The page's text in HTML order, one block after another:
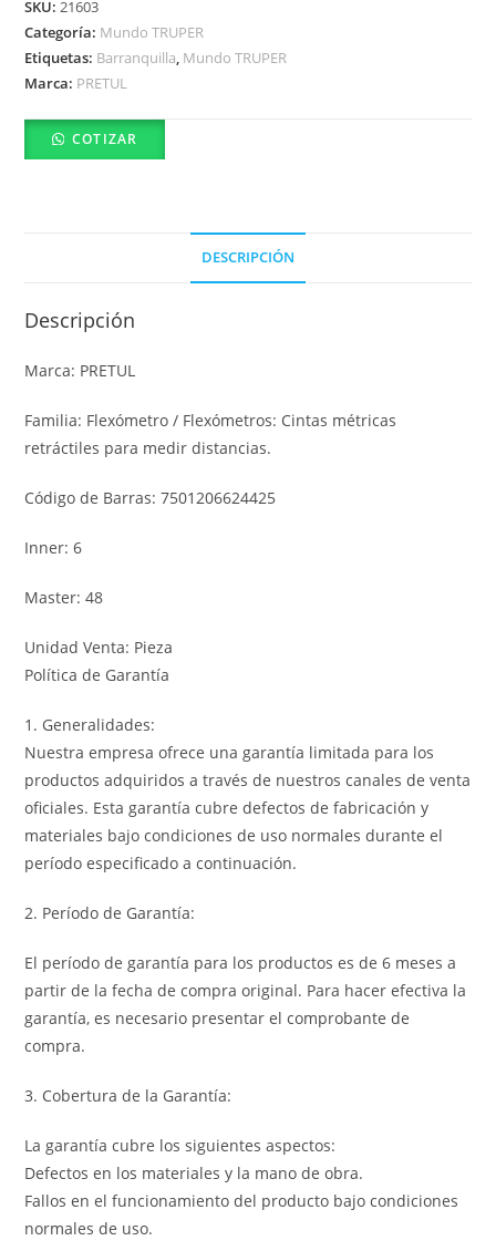
SKU:21603
Categoría: Mundo TRUPER
Etiquetas: Barranquilla, Mundo TRUPER
Marca: PRETUL
COTIZAR
DESCRIPCIÓN
Descripción
Marca: PRETUL
Familia: Flexómetro / Flexómetros: Cintas métricas
retráctiles para medir distancias.
Código de Barras: 7501206624425
Inner: 6
Master: 48
Unidad Venta: Pieza
Política de Garantía
1. Generalidades:
Nuestra empresa ofrece una garantía limitada para los
productos adquiridos a través de nuestros canales de venta
oficiales. Esta garantía cubre defectos de fabricación y
materiales bajo condiciones de uso normales durante el
período especificado a continuación.
2. Período de Garantía:
El período de garantía para los productos es de 6 meses a
partir de la fecha de compra original. Para hacer efectiva la
garantía, es necesario presentar el comprobante de
compra.
3. Cobertura de la Garantía:
La garantía cubre los siguientes aspectos:
Defectos en los materiales y la mano de obra.
Fallos en el funcionamiento del producto bajo condiciones
normales de uso.